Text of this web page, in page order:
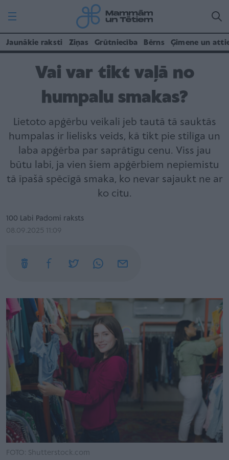
Jaunākie raksti Ziņas Grūtniecība Bērns Ģimene un
Vai var tikt vaļā no
humpalu smakas?
Lietoto apģērbu veikali jeb tautā tā sauktās
humpalas ir lielisks veids, kā tikt pie stilīga un
laba apģērba par saprātīgu cenu. Viss jau
būtu labi, ja vien šiem apģērbiem nepiemistu
tā īpašā spēcīgā smaka, ko nevar sajaukt ne ar
ko citu.
100 Labi Padomi raksts
08.09.2025 11:09
FOTO: Shutterstock.com